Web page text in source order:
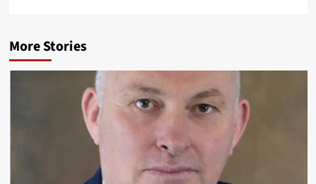
More Stories